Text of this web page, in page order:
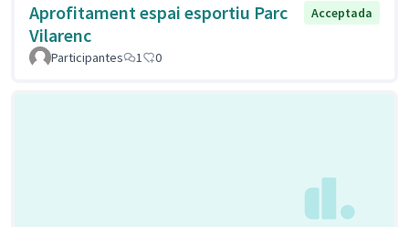
Aprofitament espai esportiu Parc
Vilarenc
Acceptada
Participantes 1 0